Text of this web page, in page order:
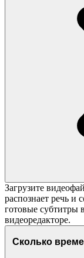
Загрузите
распознает речь и
готовые субтитры
видеоредакторе.
Сколько